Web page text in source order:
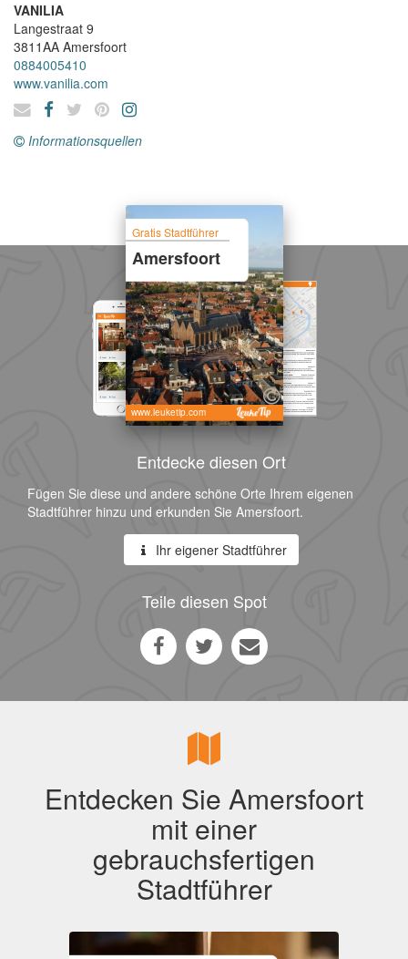
VANILIA
Langestraat 9
3811AA Amersfoort
0884005410
www.vanilia.com
Informationsquellen
Gratis Stadtführer
Amersfoort
www.leuketip.com
Entdecke diesen Ort
Fügen Sie diese und andere schöne Orte Ihrem eigenen
Stadtführer hinzu und erkunden Sie Amersfoort.
Ihr eigener Stadtführer
Teile diesen Spot
Entdecken Sie Amersfoort
mit einer
gebrauchsfertigen
Stadtführer